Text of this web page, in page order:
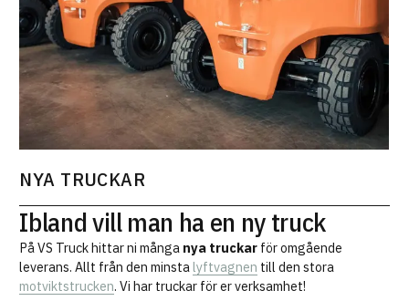
NYA TRUCKAR
Ibland vill man ha en ny truck
På VS Truck hittar ni många nya truckar för omgående
leverans. Allt från den minsta lyftvagnen till den stora
motviktstrucken. Vi har truckar för er verksamhet!